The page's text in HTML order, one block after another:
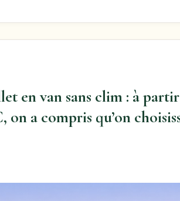
en van sans clim : à
on a compris qu’on